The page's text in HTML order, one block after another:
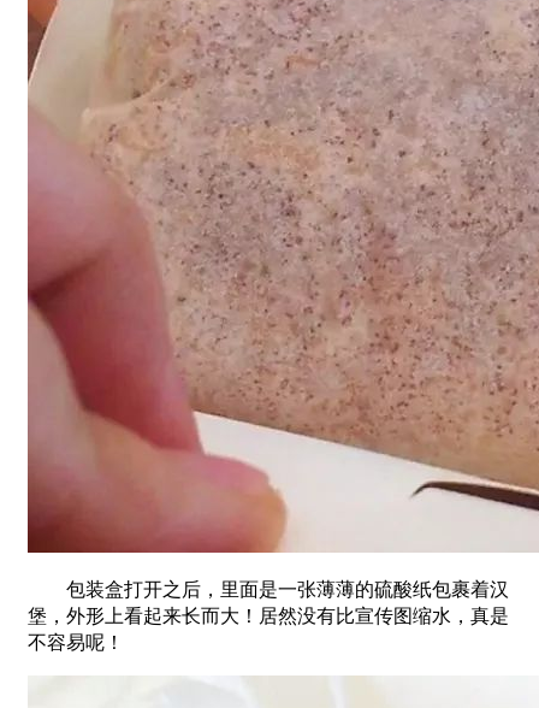
包装盒打开之后，里面是一张薄薄的硫酸纸包裹着汉
堡，外形上看起来长而大！居然没有比宣传图缩水，真是
不容易呢！